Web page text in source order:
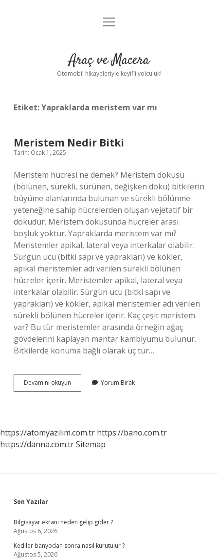
Anasayfa
Yasal Uyarı
menüyü
Araç ve Macera
Otomobil hikayeleriyle keyifli yolculuk!
Etiket:Yapraklarda meristem var mı
Meristem Nedir Bitki
Tarih: Ocak 1, 2025
Meristem hücresi ne demek? Meristem dokusu
(bölünen, sürekli, sürünen, değişken doku) bitkilerin
büyüme alanlarında bulunan ve sürekli bölünme
yeteneğine sahip hücrelerden oluşan vejetatif bir
dokudur. Meristem dokusunda hücreler arası
boşluk yoktur. Yapraklarda meristem var mı?
Meristemler apikal, lateral veya interkalar olabilir.
Sürgün ucu (bitki sapı ve yaprakları) ve kökler,
apikal meristemler adı verilen sürekli bölünen
hücreler içerir. Meristemler apikal, lateral veya
interkalar olabilir. Sürgün ucu (bitki sapı ve
yaprakları) ve kökler, apikal meristemler adı verilen
sürekli bölünen hücreler içerir. Kaç çeşit meristem
var? Bu tür meristemler arasında örneğin ağaç
gövdelerini kaplayan mantar kambiyumu bulunur.
Bitkilerde konuma bağlı olarak üç tür…
Devamını okuyun Meristem
Nedir
Yorum Bırak
https://atomyazilim.com.tr https://bano.com.tr
https://danna.com.trSitemap
Sidebar
Son Yazılar
Bilgisayar ekranı neden gelip gider ?
Ağustos 6, 2026
Kediler banyodan sonra nasıl kurutulur ?
Ağustos 5, 2026